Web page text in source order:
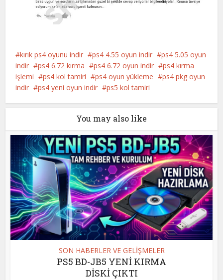
kırık ps4 oyunu indir ps4 4.55 oyun indir
ps4 5.05 oyun
indir
ps4 6.72 kırma ps4 6.72 oyun indir
ps4 kırma
işlemi
ps4 kol tamiri ps4 oyun yükleme
ps4 pkg oyun
indir
ps4 yeni oyun indir ps5 kol tamiri
You may also like
SON HABERLER VE GELİŞMELER
PS5 BD-JB5 YENİ KIRMA
DİSKİ ÇIKTI